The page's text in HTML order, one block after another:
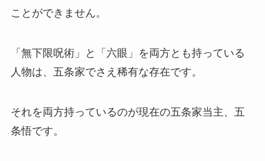
ことができません。
「無下限呪術」と「六眼」を両方とも持っている
人物は、五条家でさえ稀有な存在です。
それを両方持っているのが現在の五条家当主、五
条悟です。